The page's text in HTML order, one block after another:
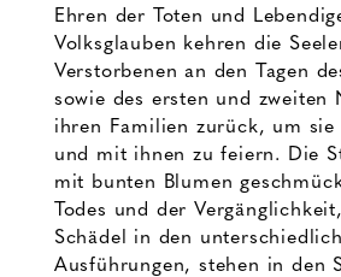
Ehren der Toten und
Volksglauben kehren die
Verstorbenen an den Tagen
sowie des ersten und zweiten
ihren Familien zurück, um sie
und mit ihnen zu feiern. Die
mit bunten Blumen
Todes und der
Schädel in den
Ausführungen, stehen in den